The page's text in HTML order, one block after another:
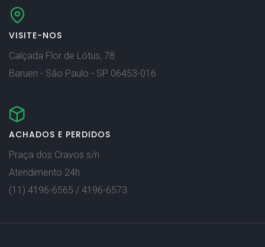
VISITE-NOS
Calçada Flor de Lótus, 78
Barueri - São Paulo - SP 06453-016
ACHADOS E PERDIDOS
Praça dos Cravos s/n
Atendimento 24h
(11) 4196-6565 / 4196-6573